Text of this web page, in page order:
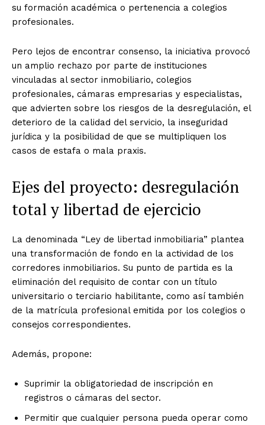
su formación académica o pertenencia a colegios
profesionales.
Pero lejos de encontrar consenso, la iniciativa provocó
un amplio rechazo por parte de instituciones
vinculadas al sector inmobiliario, colegios
profesionales, cámaras empresarias y especialistas,
que advierten sobre los riesgos de la desregulación, el
deterioro de la calidad del servicio, la inseguridad
jurídica y la posibilidad de que se multipliquen los
casos de estafa o mala praxis.
Ejes del proyecto: desregulación
total y libertad de ejercicio
La denominada “Ley de libertad inmobiliaria” plantea
una transformación de fondo en la actividad de los
corredores inmobiliarios. Su punto de partida es la
eliminación del requisito de contar con un título
universitario o terciario habilitante, como así también
de la matrícula profesional emitida por los colegios o
consejos correspondientes.
Además, propone:
Suprimir la obligatoriedad de inscripción en
registros o cámaras del sector.
Permitir que cualquier persona pueda operar como